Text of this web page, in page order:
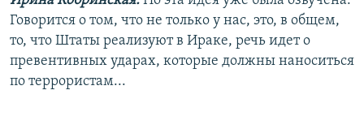
Говорится о том, что не только у нас, это, в общем,
то, что Штаты реализуют в Ираке, речь идет о
превентивных ударах, которые должны наноситься
по террористам...